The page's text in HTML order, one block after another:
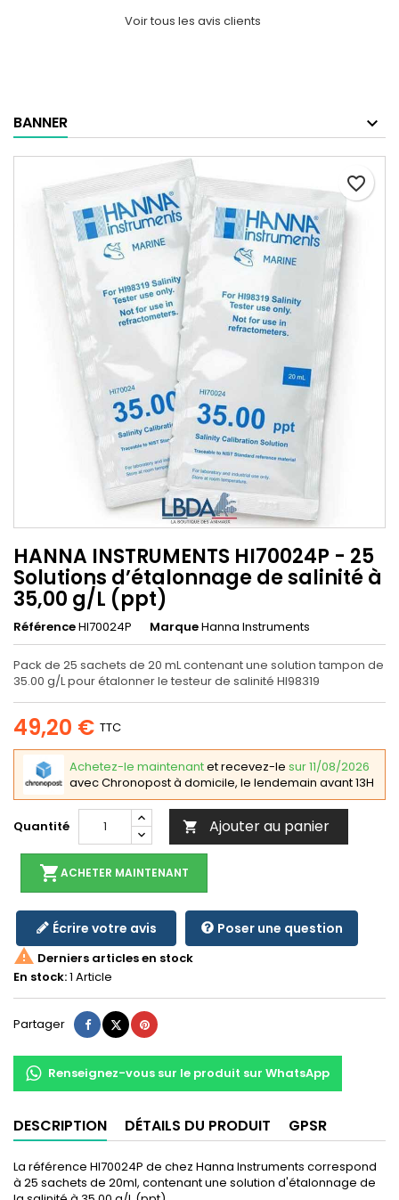
Voir tous les avis clients
BANNER
HANNA INSTRUMENTS HI70024P - 25
Solutions d’étalonnage de salinité à
35,00 g/L (ppt)
RéférenceHI70024P MarqueHanna Instruments
Pack de 25 sachets de 20 mL contenant une solution tampon de
35.00 g/L pour étalonner le testeur de salinité HI98319
49,20 € TTC
Achetez-le maintenantet recevez-le sur 11/08/2026
avec Chronopost à domicile, le lendemain avant 13H
Quantité  Ajouter au panier
favorite_border
shopping_cartACHETER MAINTENANT
Écrire votre avis Poser une question
 Derniers articles en stock
En stock:1 Article
Partager Partager
TweetPinterest
Renseignez-vous sur le produit sur WhatsApp
DESCRIPTION DÉTAILS DU PRODUIT GPSR
La référence HI70024P de chez Hanna Instruments correspond
à 25 sachets de 20ml, contenant une solution d'étalonnage de